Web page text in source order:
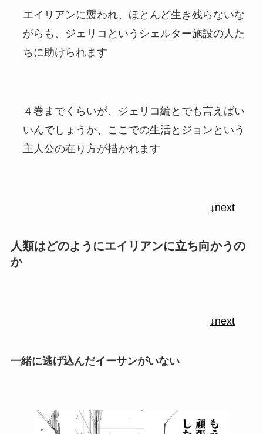
エイリアンに襲われ、ほとんど生き残らないな
がらも、ジェリコというシェルター施設の人た
ちに助けられます
４巻までくらいが、ジェリコ編とでも言えばい
いんでしょうか、ここでの生活とジョンという
主人公の在り方が描かれます
↓next
人類はどのようにエイリアンに立ち向かうの
か
↓next
一緒に逃げ込んだイーサンがいない